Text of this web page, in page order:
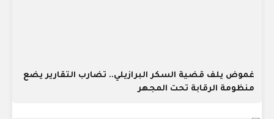
غموض يلف قضية السكر البرازيلي.. تضارب التقارير يضع
منظومة الرقابة تحت المجهر